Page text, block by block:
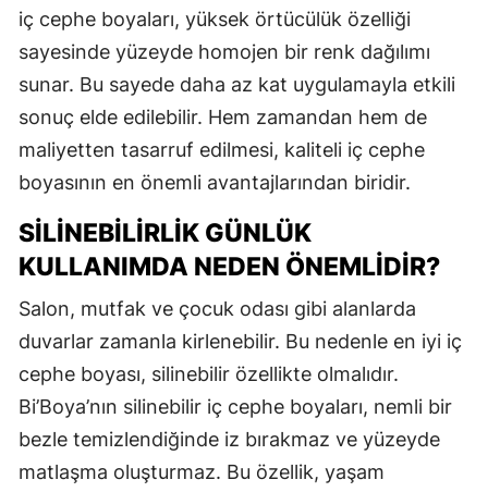
iç cephe boyaları, yüksek örtücülük özelliği
sayesinde yüzeyde homojen bir renk dağılımı
sunar. Bu sayede daha az kat uygulamayla etkili
sonuç elde edilebilir. Hem zamandan hem de
maliyetten tasarruf edilmesi, kaliteli iç cephe
boyasının en önemli avantajlarından biridir.
SILINEBILIRLIK GÜNLÜK
KULLANIMDA NEDEN ÖNEMLIDIR?
Salon, mutfak ve çocuk odası gibi alanlarda
duvarlar zamanla kirlenebilir. Bu nedenle en iyi iç
cephe boyası, silinebilir özellikte olmalıdır.
Bi’Boya’nın silinebilir iç cephe boyaları, nemli bir
bezle temizlendiğinde iz bırakmaz ve yüzeyde
matlaşma oluşturmaz. Bu özellik, yaşam